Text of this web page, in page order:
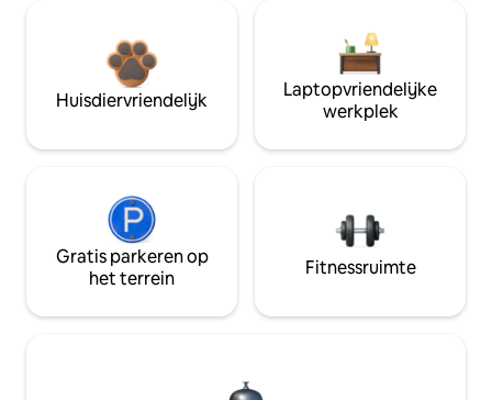
Huisdiervriendelijk
Laptopvriendelijke
werkplek
Gratis parkeren op
het terrein
Fitnessruimte